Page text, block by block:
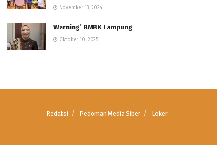
November 13, 2024
Warning’ BMBK Lampung
Oktober 10, 2025
Redaksi Pedoman Media Siber Loker